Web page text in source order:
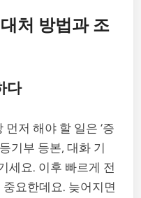
처 방법과 조
다
저 해야 할 일은 ‘증
기부 등본, 대화 기
세요. 이후 빠르게 전
요한데요. 늦어지면